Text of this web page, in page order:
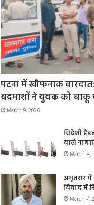
पटना में खौफनाक
बदमाशों ने युवक को चाकू
March 9, 2026
विदेशी
वाले
March 8,
अमृतसर में
विवाद में
March 7,